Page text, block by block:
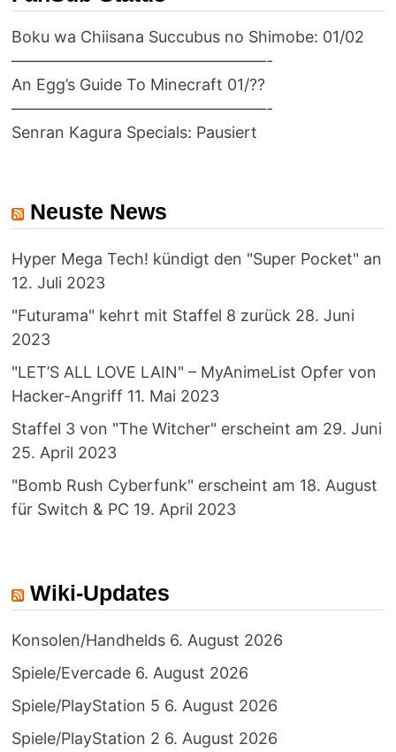
Boku wa Chiisana Succubus no Shimobe: 01/02
————————————————-
An Egg’s Guide To Minecraft 01/??
————————————————-
Senran Kagura Specials: Pausiert
Neuste News
Hyper Mega Tech! kündigt den "Super Pocket" an
12. Juli 2023
"Futurama" kehrt mit Staffel 8 zurück 28. Juni
2023
"LET’S ALL LOVE LAIN" – MyAnimeList Opfer von
Hacker-Angriff 11. Mai 2023
Staffel 3 von "The Witcher" erscheint am 29. Juni
25. April 2023
"Bomb Rush Cyberfunk" erscheint am 18. August
für Switch & PC 19. April 2023
Wiki-Updates
Konsolen/Handhelds 6. August 2026
Spiele/Evercade 6. August 2026
Spiele/PlayStation 5 6. August 2026
Spiele/PlayStation 2 6. August 2026